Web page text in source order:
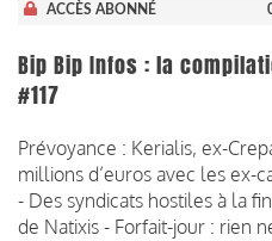
ACCÈS ABONNÉ
Bip Bip Infos : la
#117
Prévoyance : Kerialis, ex-
millions d’euros avec les ex-
- Des syndicats hostiles à la
de Natixis - Forfait-jour : rien